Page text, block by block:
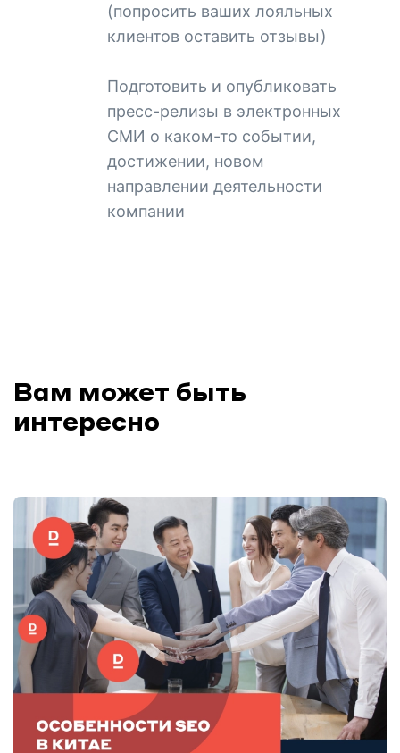
(попросить ваших лояльных
клиентов оставить отзывы)
Подготовить и опубликовать
пресс-релизы в электронных
СМИ о каком-то событии,
достижении, новом
направлении деятельности
компании
Вам может быть
интересно